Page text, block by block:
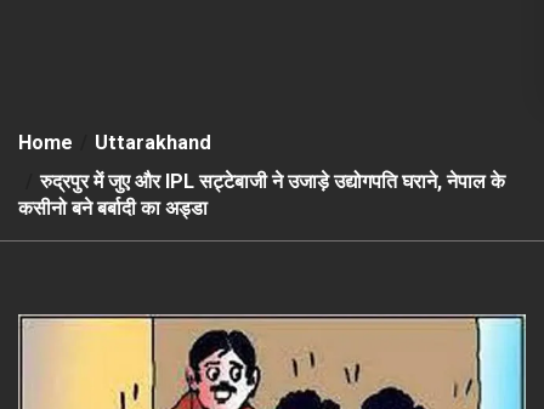
Home
Uttarakhand
रुद्रपुर में जुए और IPL सट्टेबाजी ने उजाड़े उद्योगपति घराने, नेपाल के
कसीनो बने बर्बादी का अड्डा